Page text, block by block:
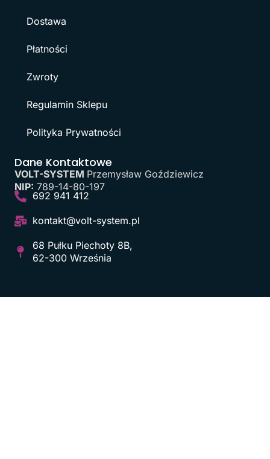
Dostawa
Płatności
Zwroty
Regulamin Sklepu
Polityka Prywatności
Dane Kontaktowe
VOLT-SYSTEM Przemysław Goździewicz
NIP: 789-14-80-197
692 941 412
kontakt@volt-system.pl
68 Pułku Piechoty 8B,
62-300 Września